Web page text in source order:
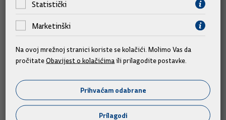
Plenković na Zlatnoj kuni: Vlada će
nastaviti jačati gospodarstvo i
podizati standard građana
Statistički
Marketinški
Na ovoj mrežnoj stranici koriste se kolačići. Molimo Vas da
pročitateObavijest o kolačićimaili prilagodite postavke.
Prihvaćam odabrane
Prilagodi